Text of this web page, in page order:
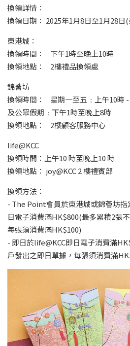
換領詳情：
換領日期： 2025年1月8日至1月28日
東港城：
換領時間： 下午1時至晚上10時
換領地點： 2樓禮品換領處
錦薈坊
換領時間： 星期一至五﹕上午10時
及公眾假期﹕下午1時至晚上8時
換領地點： 2樓顧客服務中心
life@KCC
換領時間：上午10 時至晚上10 時
換領地點： joy@KCC 2 樓禮賓部
換領方法：
- The Point會員於東港城或錦薈坊指
日電子消費滿HK$800(最多累積2張
每張須消費滿HK$100)
- 即日於life@KCC即日電子消費滿
戶發出之即日單據，每張須消費滿